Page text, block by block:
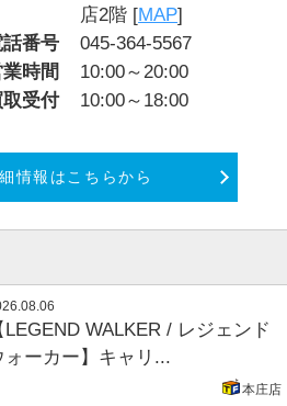
店2階 [MAP]
話番号
045-364-5567
時間
10:00～20:00
取受付
10:00～18:00
情報はこちらから
LEGEND WALKER / レジェンド
ォーカー】キャリ...
本庄店